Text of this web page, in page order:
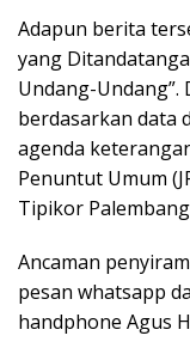
Adapun berita
yang
Undang-
berdasarkan data
agenda
Penuntut Umum
Tipikor
Ancaman
pesan whatsapp
handphone Agus